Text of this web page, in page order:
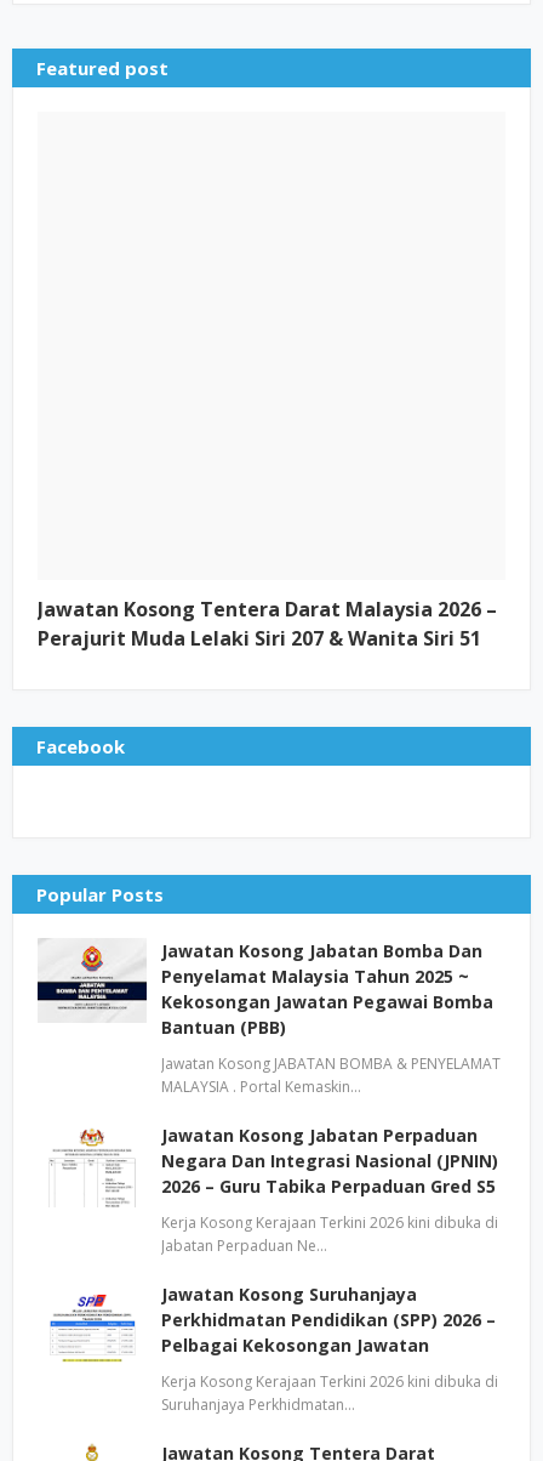
Featured post
Jawatan Kosong Tentera Darat Malaysia 2026 –
Perajurit Muda Lelaki Siri 207 & Wanita Siri 51
Facebook
Popular Posts
Jawatan Kosong Jabatan Bomba Dan
Penyelamat Malaysia Tahun 2025 ~
Kekosongan Jawatan Pegawai Bomba
Bantuan (PBB)
Jawatan Kosong JABATAN BOMBA & PENYELAMAT
MALAYSIA . Portal Kemaskin…
Jawatan Kosong Jabatan Perpaduan
Negara Dan Integrasi Nasional (JPNIN)
2026 – Guru Tabika Perpaduan Gred S5
Kerja Kosong Kerajaan Terkini 2026 kini dibuka di
Jabatan Perpaduan Ne…
Jawatan Kosong Suruhanjaya
Perkhidmatan Pendidikan (SPP) 2026 –
Pelbagai Kekosongan Jawatan
Kerja Kosong Kerajaan Terkini 2026 kini dibuka di
Suruhanjaya Perkhidmatan…
Jawatan Kosong Tentera Darat